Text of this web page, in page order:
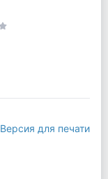
Версия для печати